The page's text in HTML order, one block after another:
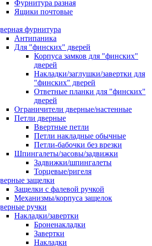
Фурнитура разная
Ящики почтовые
фурнитура
Антипаника
Для "финских" дверей
Корпуса замков для "финских"
дверей
Накладки/заглушки/завертки для
"финских" дверей
Ответные планки для "финских"
дверей
Ограничители дверные/настенные
Петли дверные
Ввертные петли
Петли накладные обычные
Петли-бабочки без врезки
Шпингалеты/засовы/задвижки
Задвижки/шпингалеты
Торцевые/ригеля
защелки
Защелки с фалевой ручкой
Механизмы/корпуса защелок
ручки
Накладки/завертки
Броненакладки
Завертки
Накладки